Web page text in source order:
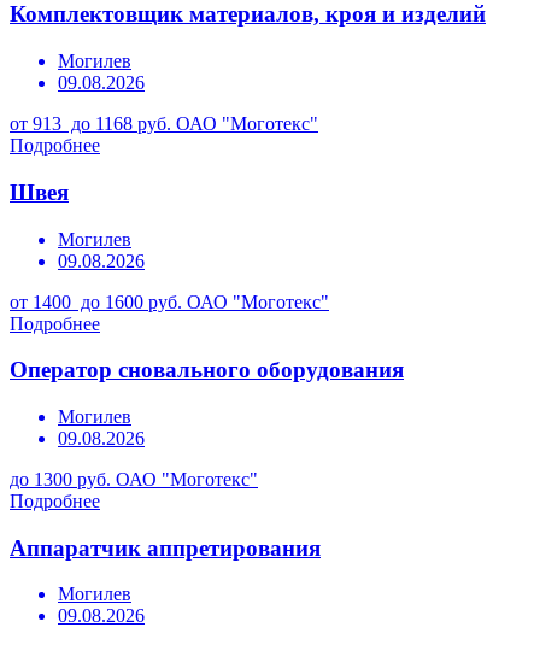
Комплектовщик материалов, кроя и изделий
Могилев
09.08.2026
от 913 до 1168 руб. ОАО "Моготекс"
Подробнее
Швея
Могилев
09.08.2026
от 1400 до 1600 руб. ОАО "Моготекс"
Подробнее
Оператор сновального оборудования
Могилев
09.08.2026
до 1300 руб. ОАО "Моготекс"
Подробнее
Аппаратчик аппретирования
Могилев
09.08.2026